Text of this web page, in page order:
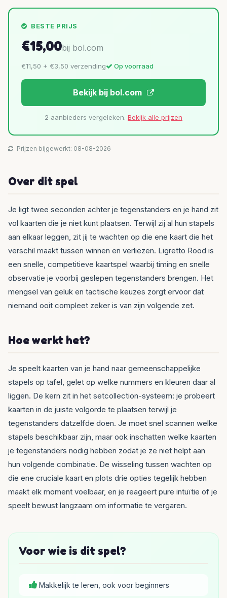
BESTE PRIJS
€15,00bij bol.com
€11,50 + €3,50 verzending Op voorraad
Bekijk bij bol.com
2 aanbieders vergeleken. Bekijk alle prijzen
Prijzen bijgewerkt: 08-08-2026
Over dit spel
Je ligt twee seconden achter je tegenstanders en je hand zit
vol kaarten die je niet kunt plaatsen. Terwijl zij al hun stapels
aan elkaar leggen, zit jij te wachten op die ene kaart die het
verschil maakt tussen winnen en verliezen. Ligretto Rood is
een snelle, competitieve kaartspel waarbij timing en snelle
observatie je voorbij geslepen tegenstanders brengen. Het
mengsel van geluk en tactische keuzes zorgt ervoor dat
niemand ooit compleet zeker is van zijn volgende zet.
Hoe werkt het?
Je speelt kaarten van je hand naar gemeenschappelijke
stapels op tafel, gelet op welke nummers en kleuren daar al
liggen. De kern zit in het setcollection-systeem: je probeert
kaarten in de juiste volgorde te plaatsen terwijl je
tegenstanders datzelfde doen. Je moet snel scannen welke
stapels beschikbaar zijn, maar ook inschatten welke kaarten
je tegenstanders nodig hebben zodat je ze niet helpt aan
hun volgende combinatie. De wisseling tussen wachten op
die ene cruciale kaart en plots drie opties tegelijk hebben
maakt elk moment voelbaar, en je reageert pure intuïtie of je
speelt bewust langzaam om informatie te vergaren.
Voor wie is dit spel?
Makkelijk te leren, ook voor beginners